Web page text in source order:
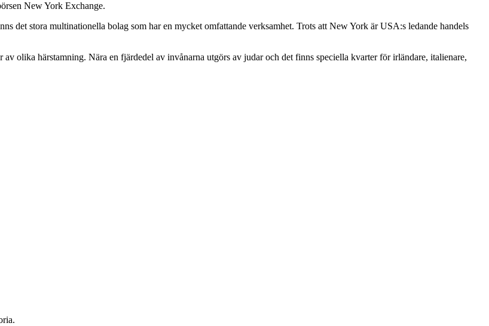
New York Exchange.
det stora multinationella bolag som har en mycket omfattande verksamhet. Trots att New York är USA:s ledande handels
olika härstamning. Nära en fjärdedel av invånarna utgörs av judar och det finns speciella kvarter för irländare, italienare,